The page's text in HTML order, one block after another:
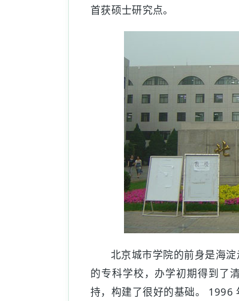
首获硕士研究点。
北京城市学院的前身是海
的专科学校，办学初期得到了
持，构建了很好的基础。 1996